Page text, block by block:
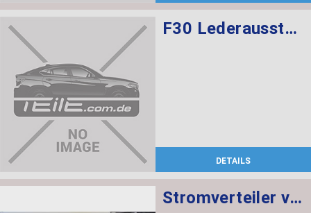
F30 Lederausstattung, Sportsitze, elekt. verstellbar mit memory, Sitzheizung vorne
DETAILS
Stromverteiler vorne